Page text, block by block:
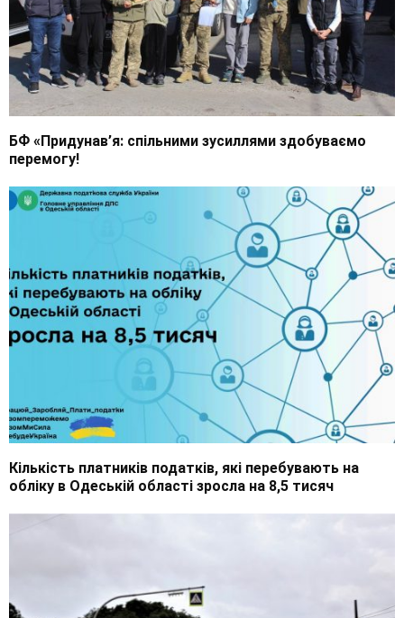
БФ «Придунав’я: спільними зусиллями здобуваємо
перемогу!
Кількість платників податків, які перебувають на
обліку в Одеській області зросла на 8,5 тисяч